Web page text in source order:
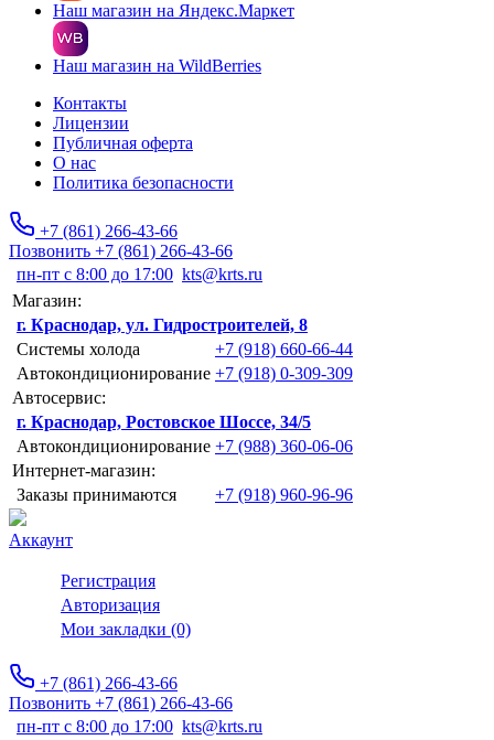
Наш магазин на Яндекс.Маркет
Наш магазин на WildBerries
Контакты
Лицензии
Публичная оферта
О нас
Политика безопасности
+7 (861) 266-43-66
Позвонить +7 (861) 266-43-66
пн-пт с 8:00 до 17:00 kts@krts.ru
Магазин:
г. Краснодар, ул. Гидростроителей, 8
Системы холода
+7 (918) 660-66-44
Автокондиционирование +7 (918) 0-309-309
Автосервис:
г. Краснодар, Ростовское Шоссе, 34/5
Автокондиционирование +7 (988) 360-06-06
Интернет-магазин:
Заказы принимаются
+7 (918) 960-96-96
Аккаунт
Регистрация
Авторизация
Мои закладки (0)
+7 (861) 266-43-66
Позвонить +7 (861) 266-43-66
пн-пт с 8:00 до 17:00 kts@krts.ru